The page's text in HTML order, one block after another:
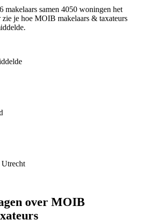
makelaars samen 4050 woningen het
je hoe MOIB makelaars & taxateurs
over MOIB